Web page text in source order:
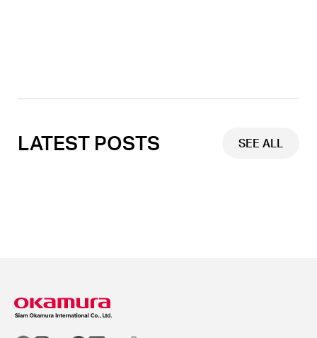
LATEST POSTS SEE ALL